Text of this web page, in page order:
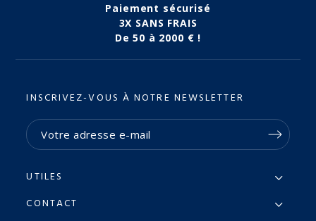
Paiement sécurisé
3X SANS FRAIS
De 50 à 2000 € !
INSCRIVEZ-VOUS À NOTRE NEWSLETTER
UTILES
CONTACT